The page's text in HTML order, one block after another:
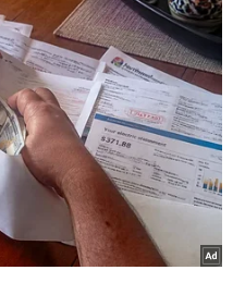
phong tỏa, cách ly y tế,
vực cách ly trừ nhân viên
các trường hợp khẩn cấp
và các trường hợp đặc biệt
đang trong quá trình tu bổ,
Hải An/Vietnam+)